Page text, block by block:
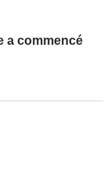
a commencé